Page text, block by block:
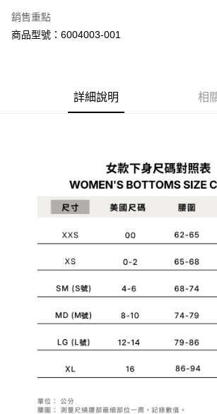
台新國際商業銀行
台灣樂天信用卡公司
全盈+PAY
大哥付你分期
1.本服務由台灣大哥大提供，台灣大哥大用戶可立即
2.付款方式選擇「大哥付你分期」，訂單成立後會自
流程，驗證手機門號後，選擇欲分期的期數、繳款截
消。如遇「轉專審核」未通過狀況，表示未達大哥付
法說明評估內容。
【繳款方式說明】
1.分期款項不併入電信帳單，「大哥付你分期」於每
醒簡訊。
2.透過簡訊連結打開帳單後，可選擇「超商條碼／台
帳／街口支付／iPASS MONEY」等通路繳費。
【注意事項】
用戶於交易時，得透過本服務購買商品或服務，並由
2.基於同意付款使用「大哥付你分期」之契約關係目
由本公司與您本人進行分期帳單所需資料之確認、核
２．便利：只要手機號碼，簡訊認證，即可結帳。
３．安心：先確認商品／服務後，再付款。
【「AFTEE先享後付」結帳流程】
結帳頁面，進行簡訊認證並確認金額後，即可完成結
２．訂單成立數日內，您將收到繳費通知簡訊。
３．收到繳費通知簡訊後14天內，點擊此簡訊中的連
ATM／網路銀行／等多元方式進行付款，方視為交易
※ 請注意：結帳手續完成當下不需立刻繳費，但若您
購買商品的店家。未經商家同意取消之訂單仍視為有
後付繳納相關費用。
※ 交易是否成功請以「AFTEE先享後付 」之結帳頁
是否繳費成功／繳費後需取消欲退款等相關疑問，請
客戶支援中心」https://
【注意事項】
易，需依本服務之必要範圍內提供個人資料，並將交
付款後全家取貨
每筆NT$70，滿NT$899(含以上)免運費
付款後7-11取貨
每筆NT$100，滿NT$1,000(含以上)免運費
京站台北店客服中心(1F星巴克旁) 即日起不提
請自備購物袋，若需購買紙袋可現場詢問
銷售重點
商品型號：6004003-001
詳細說明 相